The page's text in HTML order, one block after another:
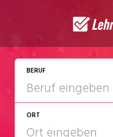
BERUF
ORT